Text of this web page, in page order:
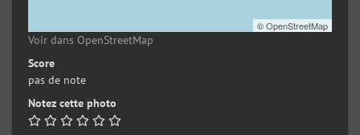
©OpenStreetMap
Voir dans OpenStreetMap
Score
pas de note
Notez cette photo